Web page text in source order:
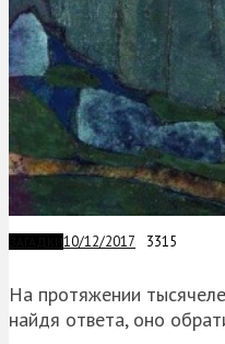
10/12/2017 3315
На протяжении
найдя ответа, оно